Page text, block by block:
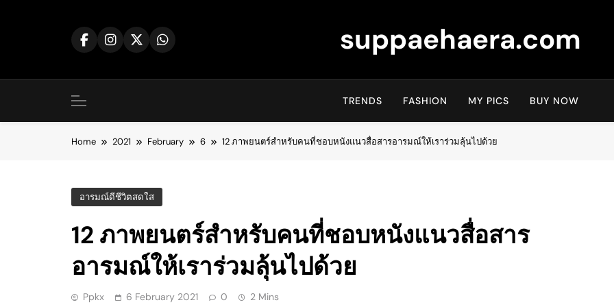
suppaehaera.com
TRENDS FASHION MY PICS BUY NOW
Home 2021 February 6 12 ภาพยนตร์สำหรับคนที่ชอบหนังแนวสื่อสารอารมณ์ให้เราร่วมลุ้นไปด้วย
อารมณ์ดีชีวิตสดใส
12 ภาพยนตร์สำหรับคนที่ชอบหนังแนวสื่อสาร
อารมณ์ให้เราร่วมลุ้นไปด้วย
Ppkx 6 February 2021 0 2 Mins